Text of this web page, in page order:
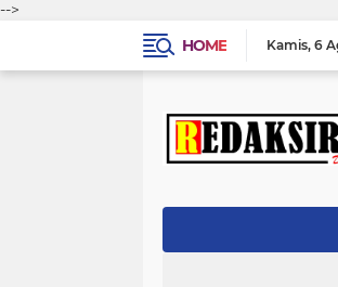
-->
HOME
Kamis 6